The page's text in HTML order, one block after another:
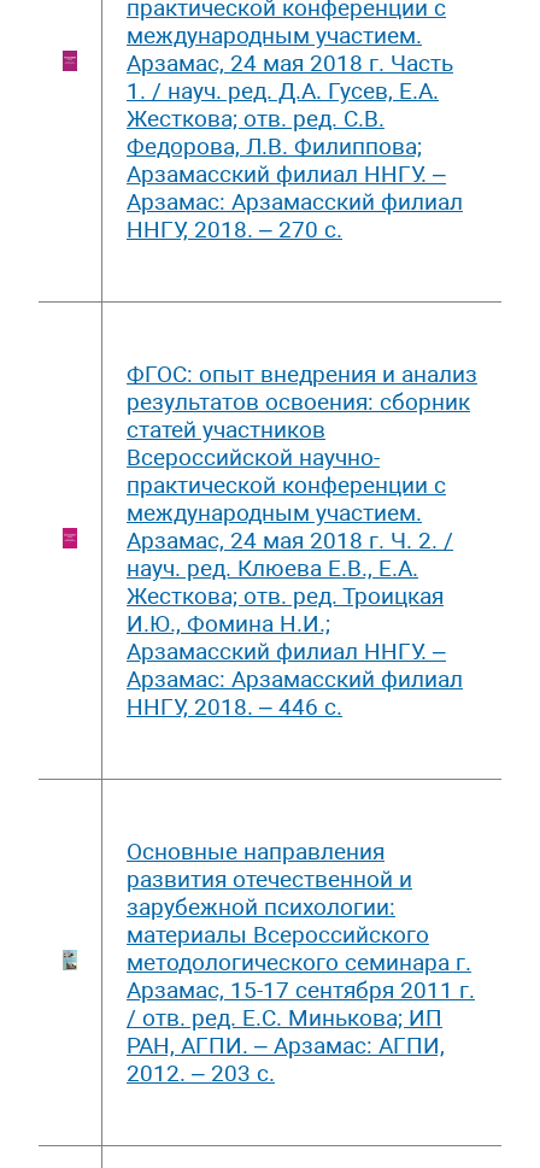
практической конференции с
международным участием.
Арзамас, 24 мая 2018 г. Часть
1. / науч. ред. Д.А. Гусев, Е.А.
Жесткова; отв. ред. С.В.
Федорова, Л.В. Филиппова;
Арзамасский филиал ННГУ. –
Арзамас: Арзамасский филиал
ННГУ, 2018. – 270 с.
ФГОС: опыт внедрения и анализ
результатов освоения: сборник
статей участников
Всероссийской научно-
практической конференции с
международным участием.
Арзамас, 24 мая 2018 г. Ч. 2. /
науч. ред. Клюева Е.В., Е.А.
Жесткова; отв. ред. Троицкая
И.Ю., Фомина Н.И.;
Арзамасский филиал ННГУ. –
Арзамас: Арзамасский филиал
ННГУ, 2018. – 446 с.
Основные направления
развития отечественной и
зарубежной психологии:
материалы Всероссийского
методологического семинара г.
Арзамас, 15-17 сентября 2011 г.
/ отв. ред. Е.С. Минькова; ИП
РАН, АГПИ. – Арзамас: АГПИ,
2012. – 203 с.